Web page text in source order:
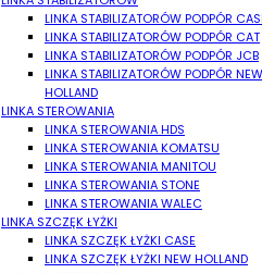
LINKA STABILIZATORÓW PODPÓR
LINKA STABILIZATORÓW PODPÓR CAT
LINKA STABILIZATORÓW PODPÓR JCB
LINKA STABILIZATORÓW PODPÓR NEW
HOLLAND
LINKA STEROWANIA
LINKA STEROWANIA HDS
LINKA STEROWANIA KOMATSU
LINKA STEROWANIA MANITOU
LINKA STEROWANIA STONE
LINKA STEROWANIA WALEC
LINKA SZCZĘK ŁYŻKI
LINKA SZCZĘK ŁYŻKI CASE
LINKA SZCZĘK ŁYŻKI NEW HOLLAND